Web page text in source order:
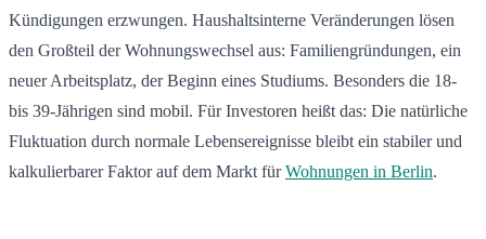
Kündigungen erzwungen. Haushaltsinterne Veränderungen lösen
den Großteil der Wohnungswechsel aus: Familiengründungen, ein
neuer Arbeitsplatz, der Beginn eines Studiums. Besonders die 18-
bis 39-Jährigen sind mobil. Für Investoren heißt das: Die natürliche
Fluktuation durch normale Lebensereignisse bleibt ein stabiler und
kalkulierbarer Faktor auf dem Markt fürWohnungen in Berlin.